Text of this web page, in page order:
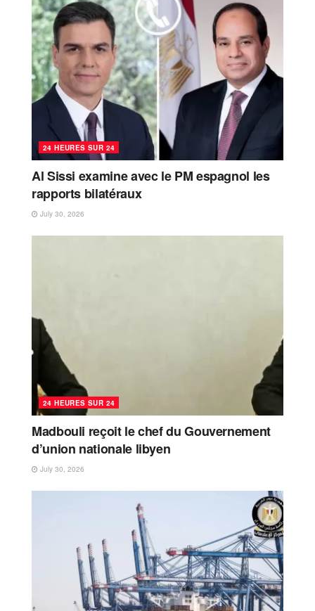
24 HEURES SUR 24
Al Sissi examine avec le PM espagnol les
rapports bilatéraux
July 30, 2026
24 HEURES SUR 24
Madbouli reçoit le chef du Gouvernement
d’union nationale libyen
July 30, 2026